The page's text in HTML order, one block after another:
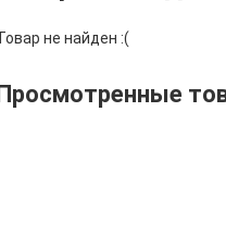
не найден :(